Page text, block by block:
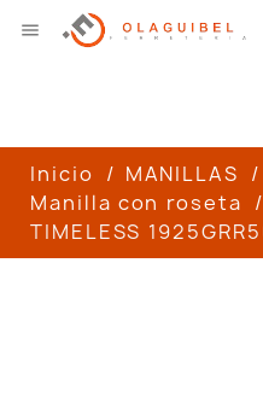

Inicio MANILLAS
Manilla con roseta
TIMELESS